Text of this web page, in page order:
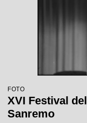
FOTO
XVI Festival
Sanremo